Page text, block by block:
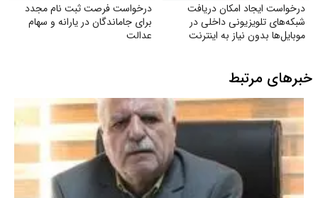
درخواست ایجاد امکان دریافت
شبکه‌های تلویزیونی داخلی در
موبایل‌ها بدون نیاز به اینترنت
درخواست فرصت ثبت‌ نام مجدد
برای جاماندگان در یارانه و سهام
عدالت
خبرهای مرتبط